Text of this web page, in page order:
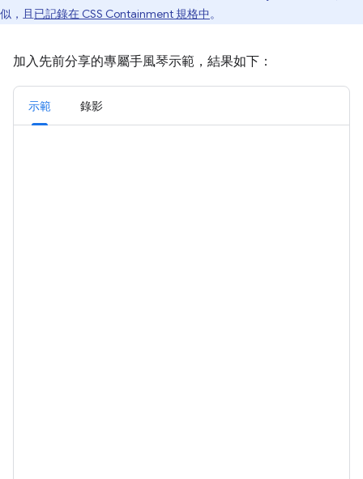
似，且 已記錄在 CSS Containment 規格中。
加入先前分享的專屬手風琴示範，結果如下：
示範 錄影